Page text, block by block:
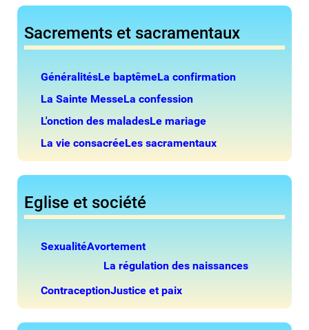
Sacrements et sacramentaux
GénéralitésLe baptêmeLa confirmation
La Sainte MesseLa confession
L'onction des maladesLe mariage
La vie consacréeLes sacramentaux
Eglise et société
SexualitéAvortement
La régulation des naissances
ContraceptionJustice et paix